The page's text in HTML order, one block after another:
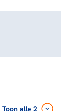
Toon alle 2